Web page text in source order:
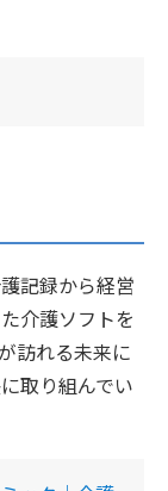
記録から経営
介護ソフトを
訪れる未来に
取り組んでい